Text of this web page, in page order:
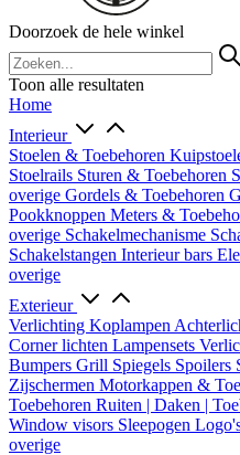
Doorzoek de hele winkel
Toon alle resultaten
Home
Interieur
Stoelen & Toebehoren
Stoelrails Sturen & Toebehoren
overige Gordels & Toebehoren
Pookknoppen Meters &
overige Schakelmechanisme
Schakelstangen Interieur bars
overige
Exterieur
Verlichting Koplampen
Corner lichten Lampensets
Bumpers Grill Spiegels Spoilers
Zijschermen Motorkappen &
Toebehoren Ruiten | Daken |
Window visors Sleepogen
overige